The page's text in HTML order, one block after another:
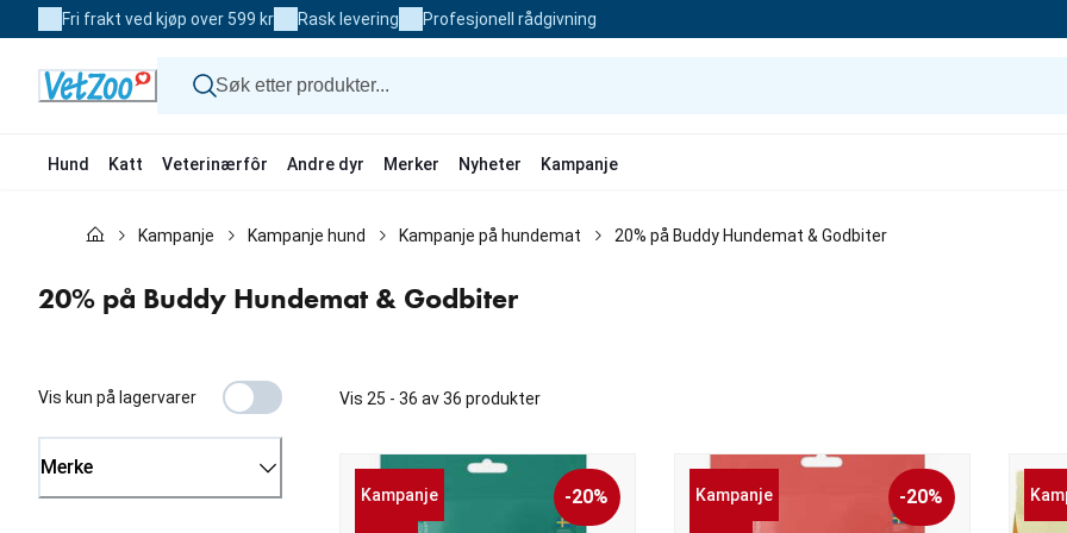
to
Fri frakt ved kjøp over 599 kr Rask levering Profesjonell rådgivning
Hund Katt Veterinærfôr Andre dyr Merker Nyheter Kampanje
Andre dyr
Merker
Kampanje Kampanje hund Kampanje på hundemat 20% på Buddy Hundemat & Godbiter
20% på Buddy Hundemat & Godbiter
Vis kun på lagervarer
Merke
Vis 25 - 36 av 36 produkter
Kampanje -20% Kampanje -20%